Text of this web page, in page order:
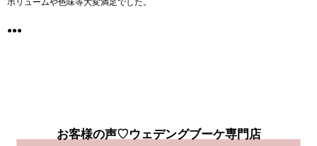
●●●
お客様の声♡ウェデングブーケ専門店